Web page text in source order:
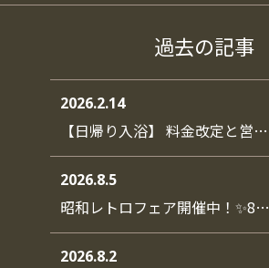
過去の記事
2026.2.14
【日帰り入浴】 料金改定と営…
2026.8.5
昭和レトロフェア開催中！✨8…
2026.8.2